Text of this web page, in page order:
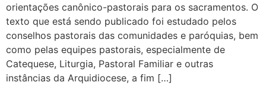
orientações canônico-pastorais para os sacramentos. O
texto que está sendo publicado foi estudado pelos
conselhos pastorais das comunidades e paróquias, bem
como pelas equipes pastorais, especialmente de
Catequese, Liturgia, Pastoral Familiar e outras
instâncias da Arquidiocese, a fim […]